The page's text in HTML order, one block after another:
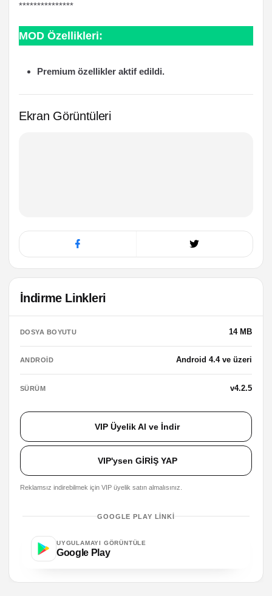
***************
MOD Özellikleri:
Premium özellikler aktif edildi.
Ekran Görüntüleri
İndirme Linkleri
DOSYA BOYUTU 14 MB
ANDROID Android 4.4 ve üzeri
SÜRÜM v4.2.5
VIP Üyelik Al ve İndir
VIP'ysen GİRİŞ YAP
Reklamsız indirebilmek için VIP üyelik satın almalısınız.
GOOGLE PLAY LINKI
UYGULAMAYI GÖRÜNTÜLE
Google Play